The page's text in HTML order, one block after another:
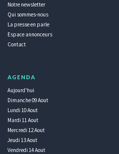
Notre newsletter
Qui sommes-nous
La presse en parle
Espace annonceurs
Contact
AGENDA
Aujourd'hui
Dimanche 09 Aout
Lundi 10 Aout
Mardi 11 Aout
Mercredi 12 Aout
Jeudi 13 Aout
Vendredi 14 Aout